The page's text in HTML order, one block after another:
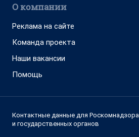
О компании
Реклама на сайте
Команда проекта
Наши вакансии
Помощь
Контактные данные для Роскомнадзора
и государственных органов